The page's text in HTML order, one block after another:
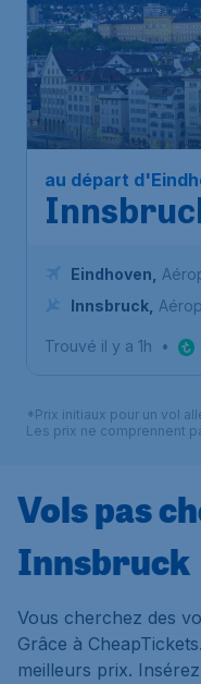
au départ
Eindhoven
d'Eindhoven
Innsbruck
Trouvé il y a 1h •
*Prix initiaux pour un vol
Les prix ne comprennent
Vols pas
Innsbruck
Vous cherchez des
Grâce à
meilleurs prix.